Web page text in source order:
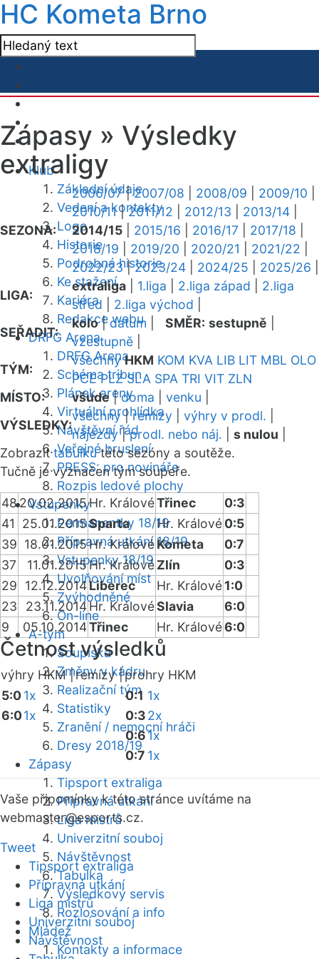
HC Kometa Brno
Klub
Základní údaje
Vedení a kontakty
Logo
Historie
Podrobná historie
Ke stažení
Kariéra
Redakce webu
DRFG Arena
DRFG Arena
Schéma tribun
Plánek areny
Virtuální prohlídka
Návštěvní řád
Veřejné bruslení
PRESS: pro novináře
Rozpis ledové plochy
Vstupenky
Permanentky 18/19
Přípravná utkání 18/19
Vstupenky 18/19
Uvolňování míst
Zvýhodněné
On-line
A-tým
Soupiska
Změny v kádru
Realizační tým
Statistiky
Zranění / nemocní hráči
Dresy 2018/19
Zápasy
Tipsport extraliga
Přípravná utkání
Liga mistrů
Univerzitní souboj
Návštěvnost
Tabulka
Výsledkový servis
Rozlosování a info
Mládež
Kontakty a informace
Zápasy » Výsledky
extraligy
SEZONA:
2006/07|2007/08 2008/09 2009/10
2010/11|2011/12 2012/13 2013/14
2014/15
2015/16 2016/17 2017/18
2018/19
2019/20 2020/21 2021/22
2022/23|2023/24 2024/25 2025/26
LIGA:
extraliga 1.liga 2.liga západ
2.liga
střed
2.liga východ
SEŘADIT:
kolo|datum SMĚR: sestupně
vzestupně
TÝM:
všechny HKM KOM KVA LIB LIT MBL OLO
PCE PLZ SLA SPA TRI VIT ZLN
MÍSTO:
všude|doma venku
VÝSLEDKY:
všechny|remízy výhry v prodl.
nájezdy|prodl. nebo náj. s nulou
Zobrazittabulkutéto sezóny a soutěže.
Tučně je vyznačen tým soupeře.
4820.02.2015Hr. KrálovéTřinec
0:3
41
25.01.2015Sparta Hr. Králové0:5
39 18.01.2015Hr. KrálovéKometa
0:7
37
11.01.2015Hr. KrálovéZlín
0:3
29
12.12.2014Liberec Hr. Králové1:0
23
23.11.2014Hr. KrálovéSlavia
6:0
9
05.10.2014Třinec Hr. Králové6:0
Četnost výsledků
výhry HKM |remízy |prohry HKM
5:01x
6:01x
0:1 1x
0:32x
0:61x
0:7 1x
Vaše připomínky k této stránce uvítáme na
webmaster@esports.cz.
Tweet
Tipsport extraliga
Přípravná utkání
Liga mistrů
Univerzitní souboj
Návštěvnost